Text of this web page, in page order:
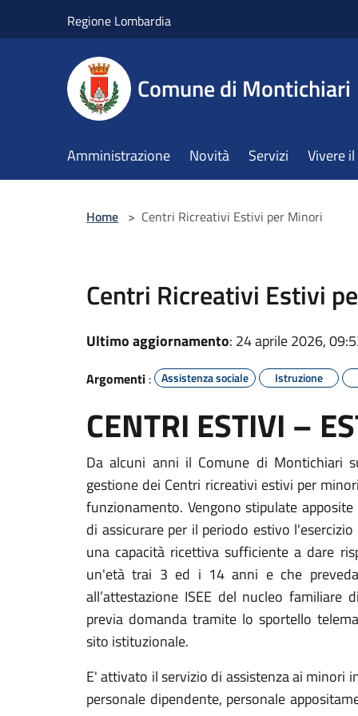
Regione Lombardia
Comune di Montichiari
Amministrazione Novità Servizi Vivere
Home > Centri Ricreativi Estivi per Minori
Centri Ricreativi Estivi
Ultimo aggiornamento: 24 aprile 2026,
Argomenti : Assistenza sociale Istruzione
CENTRI ESTIVI –
Da alcuni anni il Comune di Montichiari
gestione dei Centri ricreativi estivi per
funzionamento. Vengono stipulate
di assicurare per il periodo estivo
una capacità ricettiva sufficiente a dare
un'età trai 3 ed i 14 anni e che
all’attestazione ISEE del nucleo
previa domanda tramite lo sportello
sito istituzionale.
E' attivato il servizio di assistenza ai minori
personale dipendente, personale